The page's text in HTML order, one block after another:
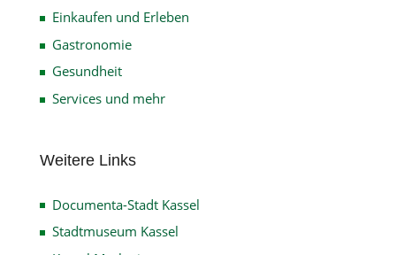
Einkaufen und Erleben
Gastronomie
Gesundheit
Services und mehr
Weitere Links
Documenta-Stadt Kassel
Stadtmuseum Kassel